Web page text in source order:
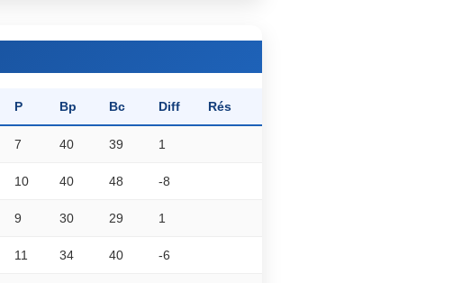
P Bp Bc Diff Rés
7 40 39 1
10 40 48 -8
9 30 29 1
11 34 40 -6